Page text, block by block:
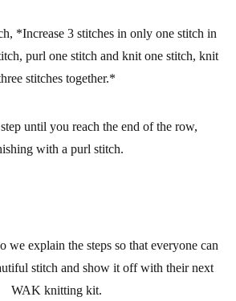
*Increase 3 stitches in only one stitch in
purl one stitch and knit one stitch, knit
stitches together.*
until you reach the end of the row,
with a purl stitch.
explain the steps so that everyone can
stitch and show it off with their next
WAK knitting kit.